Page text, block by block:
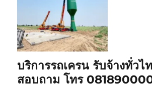
บริการรถเครน รับจ้างทั่วไ
สอบถาม โทร